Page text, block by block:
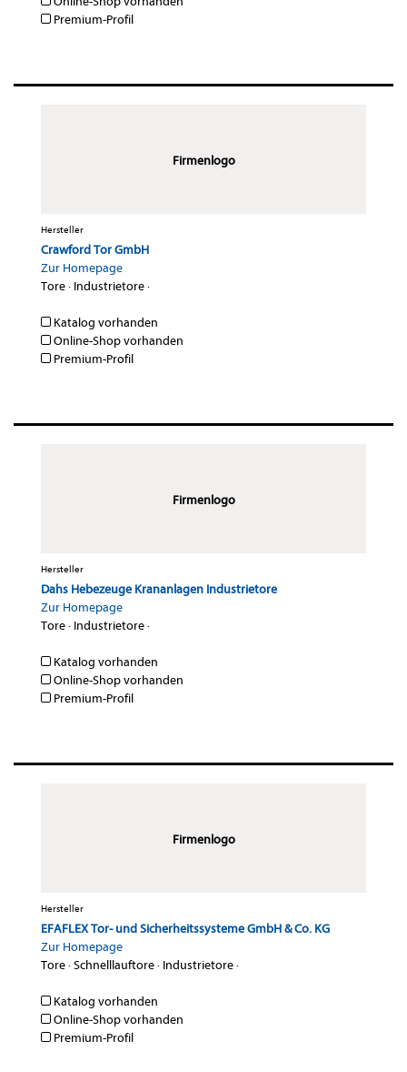
Premium-Profil
Firmenlogo
Hersteller
Crawford Tor GmbH
Zur Homepage
Tore· Industrietore·
Katalog vorhanden
Online-Shop vorhanden
Premium-Profil
Firmenlogo
Hersteller
Dahs Hebezeuge Krananlagen Industrietore
Zur Homepage
Tore· Industrietore·
Katalog vorhanden
Online-Shop vorhanden
Premium-Profil
Firmenlogo
Hersteller
EFAFLEX Tor- und Sicherheitssysteme GmbH & Co. KG
Zur Homepage
Tore·Schnelllauftore· Industrietore·
Katalog vorhanden
Online-Shop vorhanden
Premium-Profil